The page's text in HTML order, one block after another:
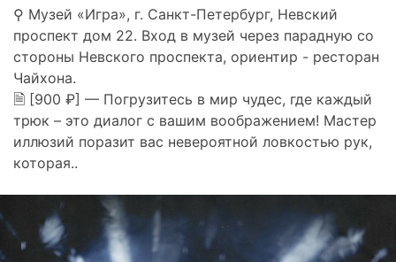
⚲ Музей «Игра», г. Санкт-Петербург, Невский
проспект дом 22. Вход в музей через парадную со
стороны Невского проспекта, ориентир - ресторан
Чайхона.
🗎 [900 ₽] — Погрузитесь в мир чудес, где каждый
трюк – это диалог с вашим воображением! Мастер
иллюзий поразит вас невероятной ловкостью рук,
которая..